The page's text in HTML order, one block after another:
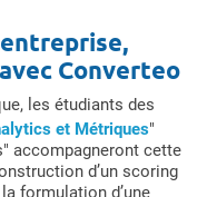
Converteo
les étudiants des
et Métriques"
accompagneront cette
d’un scoring
formulation d’une